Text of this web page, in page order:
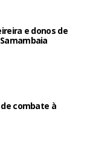
e donos de
combate à